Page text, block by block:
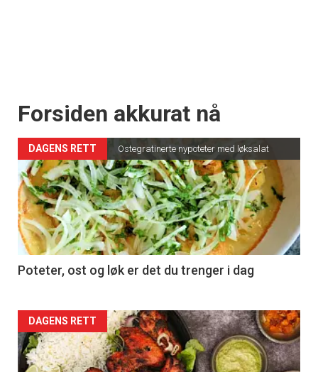
Forsiden akkurat nå
DAGENS RETT Ostegratinerte nypoteter med løksalat
Poteter, ost og løk er det du trenger i dag
Forsiden
akkurat
DAGENS RETT